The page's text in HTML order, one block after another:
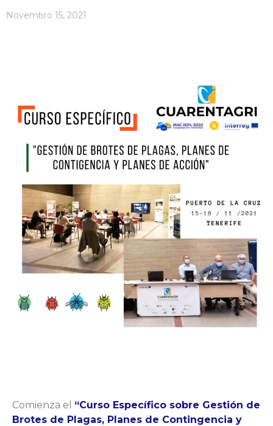
Novembro 15, 2021
Comienza el “Curso Específico sobre Gestión de
Brotes de Plagas, Planes de Contingencia y